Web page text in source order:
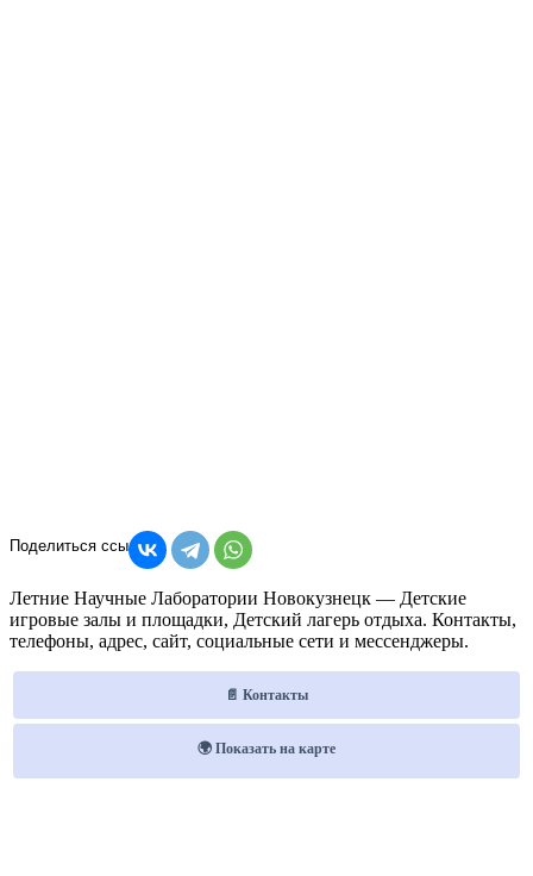
Летние Научные Лаборатории Новокузнецк — Детские
игровые залы и площадки, Детский лагерь отдыха. Контакты,
телефоны, адрес, сайт, социальные сети и мессенджеры.
📄 Контакты
🌍 Показать на карте